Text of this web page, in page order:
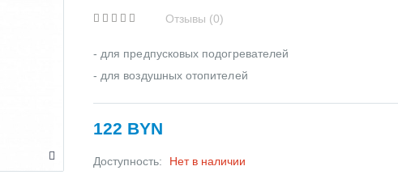
Отзывы (0)
- для предпусковых подогревателей
- для воздушных отопителей
122 BYN
Доступность:
Нет в наличии